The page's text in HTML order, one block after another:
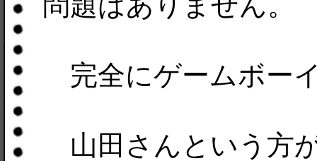
完全にゲームボー
山田さんという方